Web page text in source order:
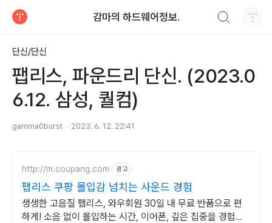
감마의 하드웨어정보.
단신/단신
팹리스, 파운드리 단신. (2023.0
6.12. 삼성, 퀄컴)
gamma0burst 2023. 6. 12. 22:41
http://m.coupang.com 광고
팹리스 쿠팡 몰입감 넘치는 사운드 경험
생생한 고음질 팹리스, 와우회원 30일 내 무료 반품으로 편
하게! 소음 없이 몰입하는 시간, 이어폰, 깊은 집중을 경험하